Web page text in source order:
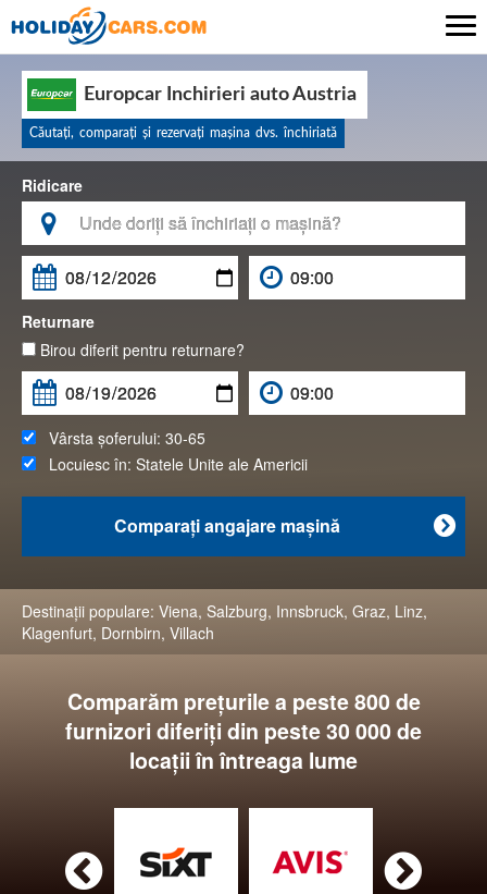
Europcar Inchirieri auto Austria
Căutaţi, comparaţi şi rezervaţi maşina dvs. închiriată
Ridicare


Returnare
Birou diferit pentru returnare?
Vârsta șoferului: 30-65
Locuiesc în: Statele Unite ale Americii

Comparaţi angajare maşină
Destinaţii populare: Viena, Salzburg, Innsbruck, Graz, Linz,
Klagenfurt, Dornbirn, Villach
Comparăm preţurile a peste 800 de
furnizori diferiţi din peste 30 000 de
locaţii în întreaga lume
 